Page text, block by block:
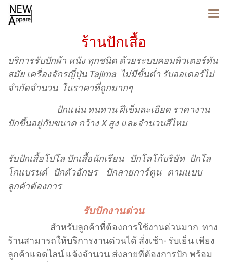
ร้านปักเสื้อ
บริการรับปักผ้า หนัง ทุกชนิด ด้วยระบบคอมพิวเตอร์ทัน
สมัย เครื่องจักรญี่ปุ่น Tajima ไม่มีขั้นต่ำ รับออเดอร์ไม่
จำกัดจำนวน ในราคาที่ถูกมากๆ
ปักแน่น ทนทาน ฝีเข็มละเอียด ราคางาน
ปักขึ้นอยู่กับขนาด กว้าง X สูง และจำนวนสีไหม
รับปักเสื้อโปโล ปักเสื้อนักเรียน ปักโลโก้บริษัท ปักโล
โกแบรนด์ ปักตัวอักษร ปักลายการ์ตูน ตามแบบ
ลูกค้าต้องการ
รับปักงานด่วน
สำหรับลูกค้าที่ต้องการใช้งานด่วนมาก ทาง
ร้านสามารถให้บริการงานด่วนได้ สั่งเช้า- รับเย็น เพียง
ลูกค้าแอดไลน์ แจ้งจำนวน ส่งลายที่ต้องการปัก พร้อม